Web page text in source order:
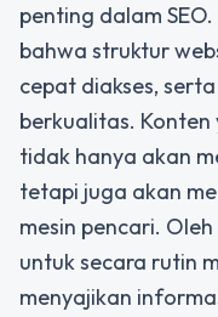
penting dalam
bahwa struktur
cepat diakses,
berkualitas.
tidak hanya akan
tetapi juga akan
mesin pencari.
untuk secara rutin
menyajikan